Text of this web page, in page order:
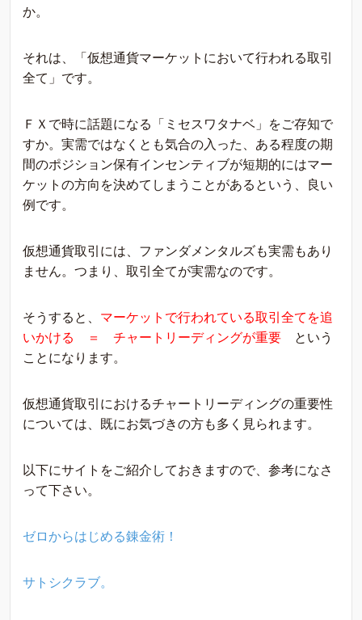
か。
それは、「仮想通貨マーケットにおいて行われる取引
全て」です。
ＦＸで時に話題になる「ミセスワタナベ」をご存知で
すか。実需ではなくとも気合の入った、ある程度の期
間のポジション保有インセンティブが短期的にはマー
ケットの方向を決めてしまうことがあるという、良い
例です。
仮想通貨取引には、ファンダメンタルズも実需もあり
ません。つまり、取引全てが実需なのです。
そうすると、 マーケットで行われている取引全てを追
いかける ＝ チャートリーディングが重要 という
ことになります。
仮想通貨取引におけるチャートリーディングの重要性
については、既にお気づきの方も多く見られます。
以下にサイトをご紹介しておきますので、参考になさ
って下さい。
ゼロからはじめる錬金術！
サトシクラブ。